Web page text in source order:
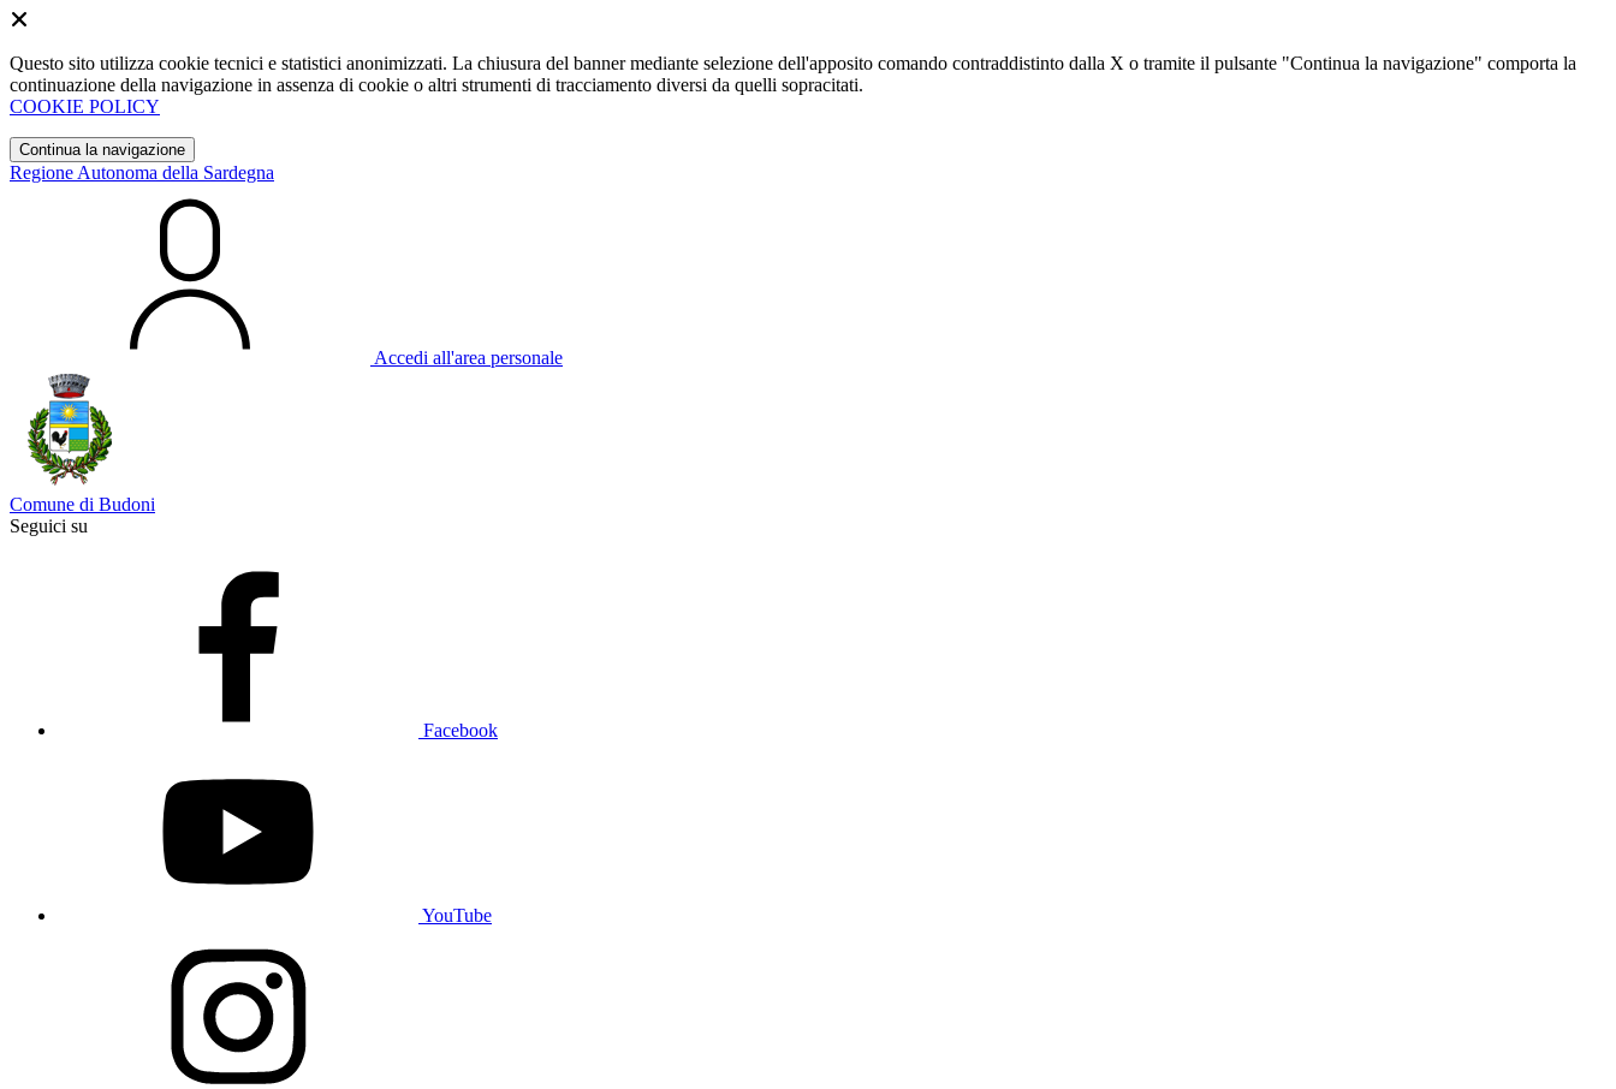
Questo sito utilizza cookie tecnici e statistici anonimizzati. La chiusura del banner mediante selezione dell'apposito comando contraddistinto dalla X o tramite il pulsante "Continua la navigazione" comporta la
continuazione della navigazione in assenza di cookie o altri strumenti di tracciamento diversi da quelli sopracitati.
COOKIE POLICY
Continua la navigazione
Regione Autonoma della Sardegna
Accedi all'area personale
Comune di Budoni
Seguici su
Facebook
YouTube